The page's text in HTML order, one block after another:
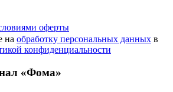
оферты
на обработку персональных данных в
конфиденциальности
«Фома»